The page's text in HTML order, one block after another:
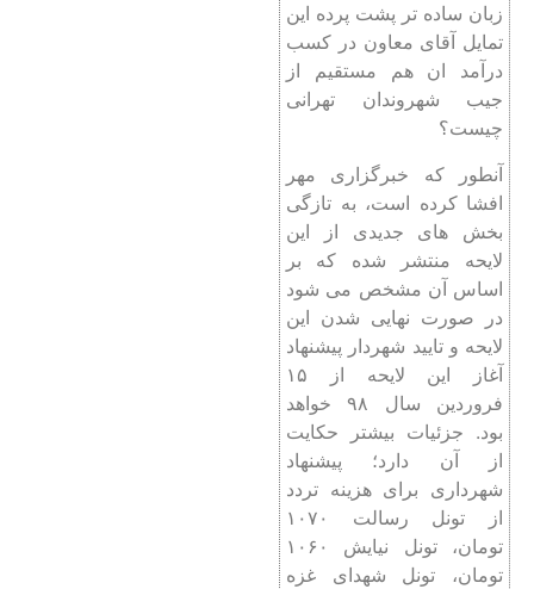
زبان ساده تر پشت پرده این
تمایل آقای معاون در کسب
درآمد ان هم مستقیم از
جیب شهروندان تهرانی
چیست؟
آنطور که خبرگزاری مهر
افشا کرده است، به تازگی
بخش های جدیدی از این
لایحه منتشر شده که بر
اساس آن مشخص می شود
در صورت نهایی شدن این
لایحه و تایید شهردار پیشنهاد
آغاز این لایحه از ۱۵
فروردین سال ۹۸ خواهد
بود. جزئیات بیشتر حکایت
از آن دارد؛ پیشنهاد
شهرداری برای هزینه تردد
از تونل رسالت ۱۰۷۰
تومان، تونل نیایش ۱۰۶۰
تومان، تونل شهدای غزه